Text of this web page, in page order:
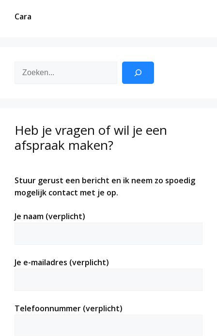
Cara
Zoeken
Heb je vragen of wil je een
afspraak maken?
Stuur gerust een bericht en ik neem zo spoedig
mogelijk contact met je op.
Je naam (verplicht)
Je e-mailadres (verplicht)
Telefoonnummer (verplicht)